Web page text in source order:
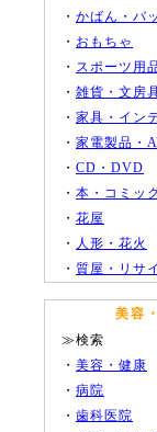
・ かばん・バ
・ おもちゃ
・ スポーツ用
・ 雑貨・文房
・ 家具・イン
・ 家電製品・
・ CD・DVD
・ 本・コミック
・ 花屋
・ 人形・花火
・ 質屋・リサ
美容
≫検索
・ 美容・健康
・ 病院
・ 歯科医院